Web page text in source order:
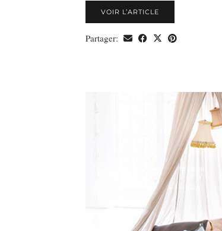
VOIR L’ARTICLE
Partager: